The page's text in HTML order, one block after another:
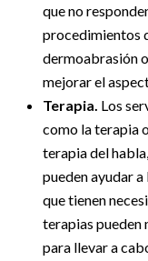
que no
procedimientos
dermoabrasión
mejorar el
Terapia. Los
como la terapia
terapia del
pueden ayudar
que tienen
terapias pueden
para llevar a